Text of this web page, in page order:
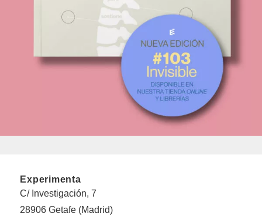
Experimenta
C/ Investigación, 7
28906 Getafe (Madrid)